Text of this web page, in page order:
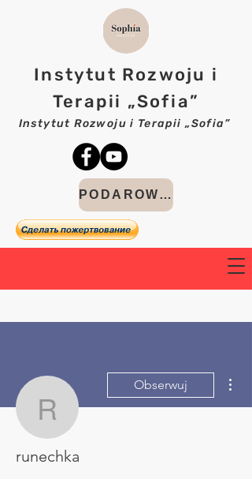
Instytut Rozwoju i
Terapii „Sofia”
Instytut Rozwoju i Terapii „Sofia”
PODAROWAĆ
runechka
Obserwuj
runechka